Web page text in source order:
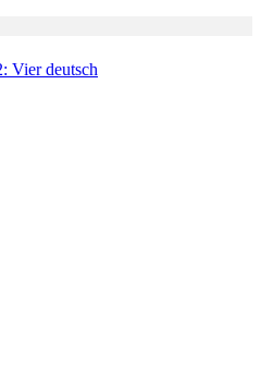
Vier deutsch